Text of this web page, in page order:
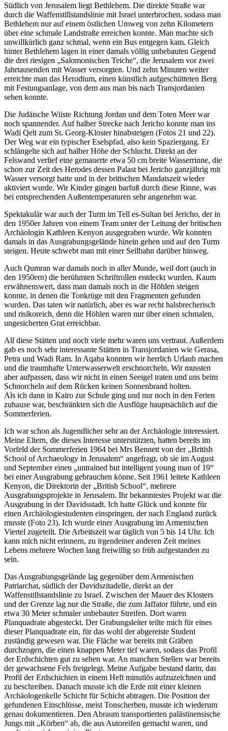
Südlich von Jerusalem liegt Bethlehem. Die direkte Straße war
durch die Waffenstillstandslinie mit Israel unterbrochen, sodass man
Bethlehem nur auf einem östlichen Umweg von zehn Kilometern
über eine schmale Landstraße erreichen konnte. Man machte sich
unwillkürlich ganz schmal, wenn ein Bus entgegen kam. Gleich
hinter Bethlehem lagen in einer damals völlig unbebauten Gegend
die drei riesigen
Salomonischen Teiche , die Jerusalem vor zwei
Jahrtausenden mit Wasser versorgten. Und zehn Minuten weiter
erreichte man das Herodium, einen künstlich aufgeschütteten Berg
mit Festungsanlage, von dem aus man bis nach Transjordanien
sehen konnte.
Die Judäische Wüste Richtung Jordan und dem Toten Meer war
noch spannender. Auf halber Strecke nach Jericho konnte man ins
Wadi Qelt zum St. Georg-Kloster hinabsteigen (Fotos 21 und 22).
Der Weg war ein typischer Eselspfad, also kein Spaziergang. Er
schlängelte sich auf halber Höhe der Schlucht. Direkt an der
Felswand verlief eine gemauerte etwa 50 cm breite Wasserrinne, die
schon zur Zeit des Herodes dessen Palast bei Jericho ganzjährig mit
Wasser versorgt hatte und in der britischen Mandatszeit wieder
aktiviert wurde. Wir Kinder gingen barfuß durch diese Rinne, was
bei entsprechenden Außentemperaturen sehr angenehm war.
Spektakulär war auch der Turm im Tell es-Sultan bei Jericho, der in
den 1950er Jahren von einem Team unter der Leitung der britischen
Archäologin Kathleen Kenyon ausgegraben wurde. Wir konnten
damals in das Ausgrabungsgelände hinein gehen und auf den Turm
steigen. Heute schwebt man mit einer Seilbahn darüber hinweg.
Auch Qumran war damals noch in aller Munde, weil dort (auch in
den 1950ern) die berühmten Schriftrollen entdeckt wurden. Kaum
erwähnenswert, dass man damals noch in die Höhlen steigen
konnte, in denen die Tonkrüge mit den Fragmenten gefunden
wurden. Das taten wir natürlich, aber es war recht halsbrecherisch
und risikoreich, denn die Höhlen waren nur über einen schmalen,
ungesicherten Grat erreichbar.
All diese Stätten und noch viele mehr waren uns vertraut. Außerdem
gab es noch sehr interessante Stätten in Transjordanien wie Gerasa,
Petra und Wadi Ram. In Aqaba konnten wir herrlich Urlaub machen
und die traumhafte Unterwasserwelt erschnorcheln. Wir mussten
aber aufpassen, dass wir nicht in einen Seeigel traten und uns beim
Schnorcheln auf dem Rücken keinen Sonnenbrand holten.
Als ich dann in Kairo zur Schule ging und nur noch in den Ferien
zuhause war, beschränkten sich die Ausflüge hauptsächlich auf die
Sommerferien.
Ich war schon als Jugendlicher sehr an der Archäologie interessiert.
Meine Eltern, die dieses Interesse unterstützten, hatten bereits im
Vorfeld der Sommerferien 1964 bei Mrs Bennett von der British
School of Archaeology in Jerusalem
angefragt, ob sie im August
und September einen
untrained but intelligent young man of 19
bei einer Ausgrabung gebrauchen könne. Seit 1961 leitete Kathleen
Kenyon, die Direktorin der British School , mehrere
Ausgrabungsprojekte in Jerusalem. Ihr bekanntestes Projekt war die
Ausgrabung in der Davidsstadt. Ich hatte Glück und konnte für
einen Archäologiestudenten einspringen, der nach England zurück
musste (Foto 23). Ich wurde einer Ausgrabung im Armenischen
Viertel zugeteilt. Die Arbeitszeit war täglich von 5 bis 14 Uhr. Ich
kann mich nicht erinnern, zu irgendeiner anderen Zeit meines
Lebens mehrere Wochen lang freiwillig so früh aufgestanden zu
sein.
Das Ausgrabungsgelände lag gegenüber dem Armenischen
Patriarchat, südlich der Davidszitadelle, direkt an der
Waffenstillstandslinie zu Israel. Zwischen der Mauer des Klosters
und der Grenze lag nur die Straße, die zum Jaffator führte, und ein
etwa 30 Meter schmaler unbebauter Streifen. Dort waren
Planquadrate abgesteckt. Der Grabungsleiter teilte mich für eines
dieser Planquadrate ein, für das wohl der abgereiste Student
zuständig gewesen war. Die Fläche war bereits mit Gräben
durchzogen, die einen knappen Meter tief waren, sodass das Profil
der Erdschichten gut zu sehen war. An manchen Stellen war bereits
der gewachsene Fels freigelegt. Meine Aufgabe bestand darin, das
Profil der Erdschichten in einem Heft minutiös aufzuzeichnen und
zu beschreiben. Danach musste ich die Erde mit einer kleinen
Archäologenkelle Schicht für Schicht abtragen. Die Position der
gefundenen Einschlüsse, meist Tonscherben, musste ich wiederum
genau dokumentieren. Den Abraum transportierten palästinensische
Jungs mit
Körben
ab, die aus Autoreifen gemacht waren, und